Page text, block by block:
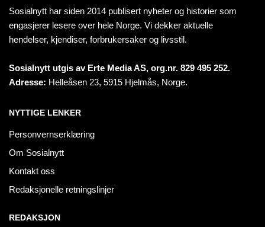
Sosialnytt har siden 2014 publisert nyheter og historier som
engasjerer lesere over hele Norge. Vi dekker aktuelle
hendelser, kjendiser, forbrukersaker og livsstil.
Sosialnytt utgis av Erte Media AS, org.nr. 829 495 252.
Adresse: Helleåsen 23, 5915 Hjelmås, Norge.
NYTTIGE LENKER
Personvernserklæring
Om Sosialnytt
Kontakt oss
Redaksjonelle retningslinjer
REDAKSJON